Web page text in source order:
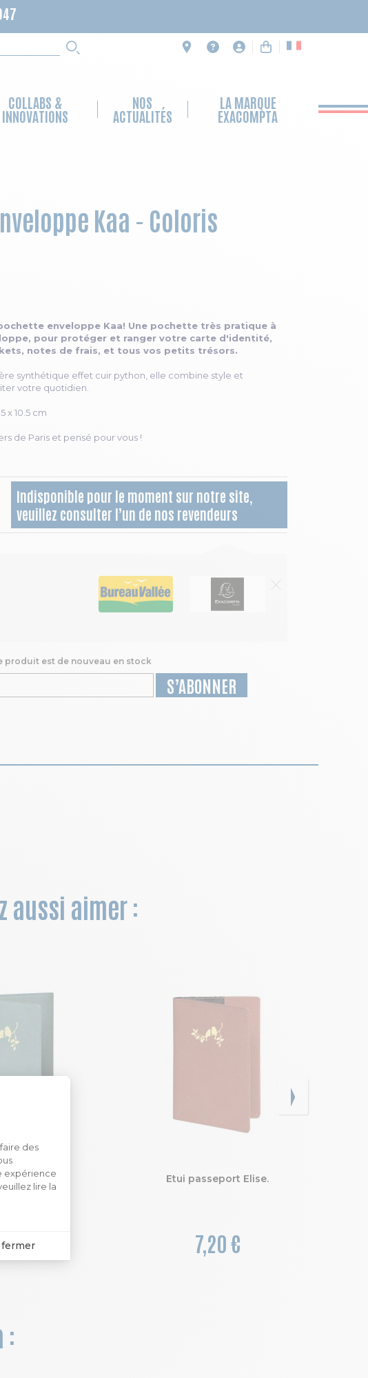
RECHERCHE
COLLABS &
INNOVATIONS
NOS
ACTUALITÉS
LA MARQUE
EXACOMPTA
Kaa - Coloris
enveloppe Kaa! Une pochette très pratique à
pour protéger et ranger votre carte d'identité,
notes de frais, et tous vos petits trésors.
synthétique effet cuir python, elle combine style et
votre quotidien.
x 10.5 cm
de Paris et pensé pour vous !
Indisponible pour le moment sur notre site,
veuillez consulter l’un de nos revendeurs
produit est de nouveau en stock
S’ABONNER
aussi aimer :
grise Elise
€
Etui passeport Elise.
7,20 €
: